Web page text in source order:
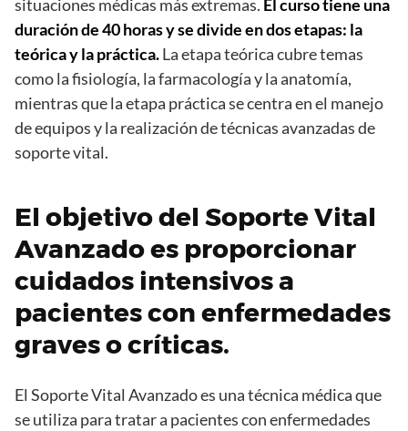
situaciones médicas más extremas. El curso tiene una
duración de 40 horas y se divide en dos etapas: la
teórica y la práctica.La etapa teórica cubre temas
como la fisiología, la farmacología y la anatomía,
mientras que la etapa práctica se centra en el manejo
de equipos y la realización de técnicas avanzadas de
soporte vital.
El objetivo del Soporte Vital
Avanzado es proporcionar
cuidados intensivos a
pacientes con enfermedades
graves o críticas.
El Soporte Vital Avanzado es una técnica médica que
se utiliza para tratar a pacientes con enfermedades